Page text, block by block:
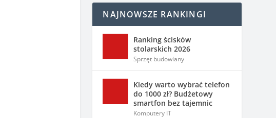
NAJNOWSZE RANKINGI
Ranking ścisków
stolarskich 2026
Sprzęt budowlany
Kiedy warto wybrać telefon
do 1000 zł? Budżetowy
smartfon bez tajemnic
Komputery IT